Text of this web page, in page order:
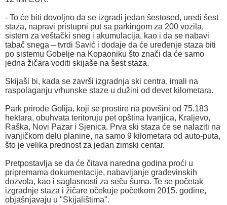
- To će biti dovoljno da se izgradi jedan šestosed, uredi šest
staza, napravi pristupni put sa parkingom za 200 vozila,
sistem za veštački sneg i akumulacija, kao i da se nabavi
tabač snega – tvrdi Savić i dodaje da će uređenje staza biti
po sistemu Gobelje na Kopaoniku što znači da će samo
jedna žičara voditi skijaše na šest staza.
Skijaši bi, kada se završi izgradnja ski centra, imali na
raspolaganju vrhunske staze u dužini od devet kilometara.
Park prirode Golija, koji se prostire na površini od 75.183
hektara, obuhvata teritoruju pet opština Ivanjica, Kraljevo,
Raška, Novi Pazar i Sjenica. Prva ski staza će se nalaziti na
ivanjičkom delu planine, na samo 9 kilometara od auto-puta,
što je velika prednost za jedan zimski centar.
Pretpostavlja se da će čitava naredna godina proći u
pripremama dokumentacije, nabavljanje građevinskih
dozvola, kao i saglasnosti za seču šuma. Te se početak
izgradnje staza i žičare očekuje početkom 2015. godine,
objašnjavaju u "Skijalištima".